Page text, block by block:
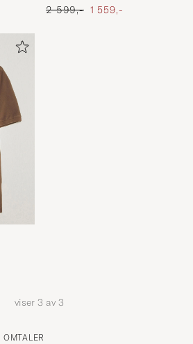
Ordinær pris
2 599,- Nedsatt pris
1 559,-
viser 3 av 3